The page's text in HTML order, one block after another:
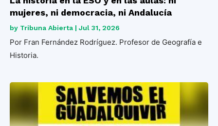
mujeres, ni democracia, ni Andalucía
by Tribuna Abierta | Jul 31, 2026
Por Fran Fernández Rodríguez. Profesor de Geografía e
Historia.